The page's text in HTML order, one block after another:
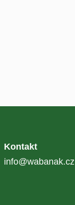
Kontakt
info@wabanak.cz